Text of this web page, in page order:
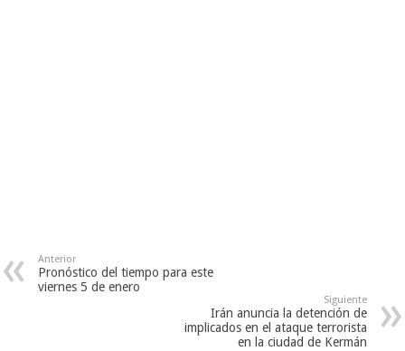
Anterior
Pronóstico del tiempo para este
viernes 5 de enero
Siguiente
Irán anuncia la detención de
implicados en el ataque terrorista
en la ciudad de Kermán